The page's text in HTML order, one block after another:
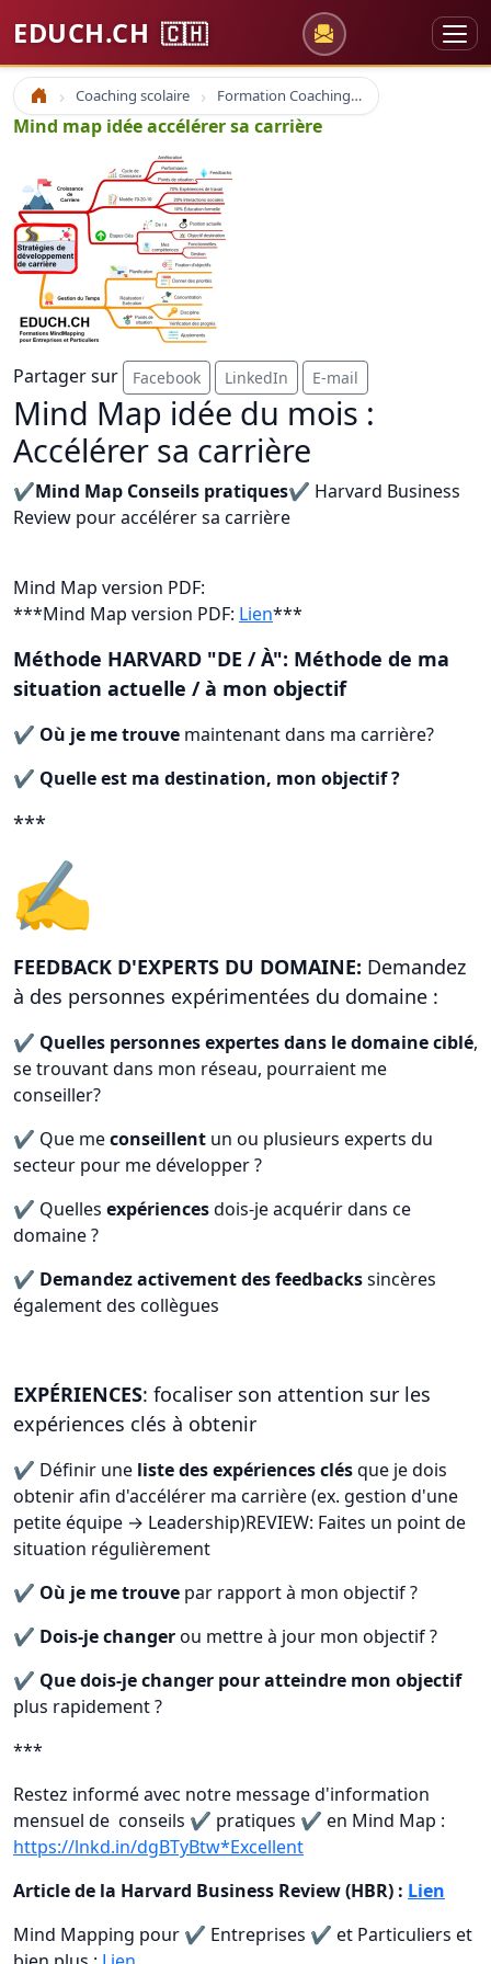
EDUCH.CH 🇨🇭
Accueil Coaching scolaire Formation Coaching Atelier
Mind map idée accélérer sa carrière
Partager sur Facebook LinkedIn E-mail
Mind Map idée du mois :
Accélérer sa carrière
✔️Mind Map Conseils pratiques✔️ Harvard Business
Review pour accélérer sa carrière
Mind Map version PDF:
***Mind Map version PDF: Lien***
Méthode HARVARD "DE / À": Méthode de ma
situation actuelle / à mon objectif
✔️ Où je me trouve maintenant dans ma carrière?
✔️ Quelle est ma destination, mon objectif ?
***
FEEDBACK D'EXPERTS DU DOMAINE: Demandez
à des personnes expérimentées du domaine :
✔️ Quelles personnes expertes dans le domaine ciblé,
se trouvant dans mon réseau, pourraient me
conseiller?
✔️ Que meconseillent un ou plusieurs experts du
secteur pour me développer ?
✔️ Quelles expériencesdois-je acquérir dans ce
domaine ?
✔️ Demandez activement des feedbackssincères
également des collègues
EXPÉRIENCES: focaliser son attention sur les
expériences clés à obtenir
✔️ Définir une liste des expériences clésque je dois
obtenir afin d'accélérer ma carrière (ex. gestion d'une
petite équipe → Leadership)REVIEW: Faites un point de
situation régulièrement
✔️ Où je me trouve par rapport à mon objectif ?
✔️ Dois-je changerou mettre à jour mon objectif ?
✔️ Que dois-je changer pour atteindre mon objectif
plus rapidement ?
***
Restez informé avec notre message d'information
mensuel de conseils ✔️ pratiques ✔️ en Mind Map :
https://lnkd.in/dgBTyBtw*Excellent
Article de la Harvard Business Review (HBR) : Lien
Mind Mapping pour ✔️ Entreprises ✔️ et Particuliers et